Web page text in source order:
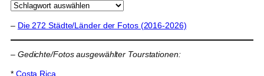
– Die 272 Städte/Länder der Fotos (2016-2026)
– Gedichte/Fotos ausgewählter Tourstationen:
* Costa Rica